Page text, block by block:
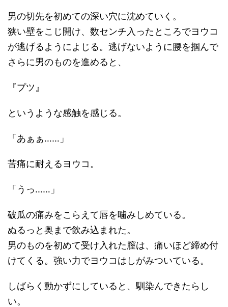
男の切先を初めての深い穴に沈めていく。
狭い壁をこじ開け、数センチ入ったところでヨウコ
が逃げるようによじる。逃げないように腰を掴んで
さらに男のものを進めると、
『プツ』
というような感触を感じる。
「あぁぁ……」
苦痛に耐えるヨウコ。
「うっ……」
破瓜の痛みをこらえて唇を噛みしめている。
ぬるっと奥まで飲み込まれた。
男のものを初めて受け入れた膣は、痛いほど締め付
けてくる。強い力でヨウコはしがみついている。
しばらく動かずにしていると、馴染んできたらし
い。